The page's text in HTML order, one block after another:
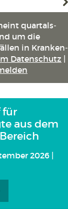
quartals­
um die
in Kranken­
Datenschutz |
für
aus dem
2026 |